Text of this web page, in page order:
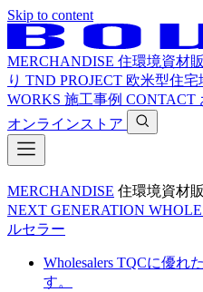
Skip to content
MERCHANDISE 住環境資材
り TND PROJECT 欧米型住宅
WORKS 施工事例 CONTACT
オンラインストア
MERCHANDISE 住環境資材
NEXT GENERATION
ルセラー
Wholesalers TQCに優れ
す。